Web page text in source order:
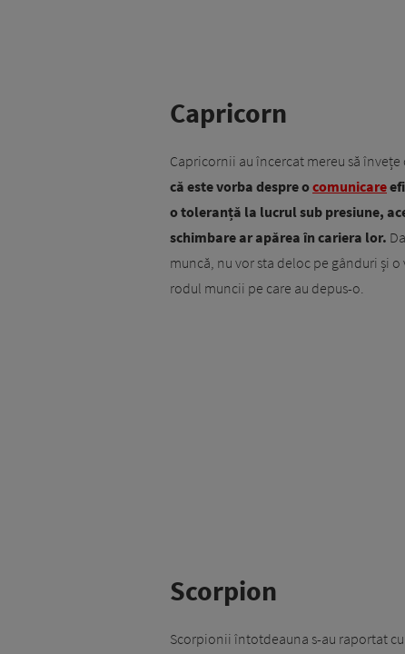
Capricorn
Capricornii au încercat mereu să
că este vorba despre ocomunicare
o toleranță la lucrul sub presiune,
schimbare ar apărea în cariera lor.
muncă, nu vor sta deloc pe gânduri și
rodul muncii pe care au depus-o.
Scorpion
Scorpionii întotdeauna s-au raportat